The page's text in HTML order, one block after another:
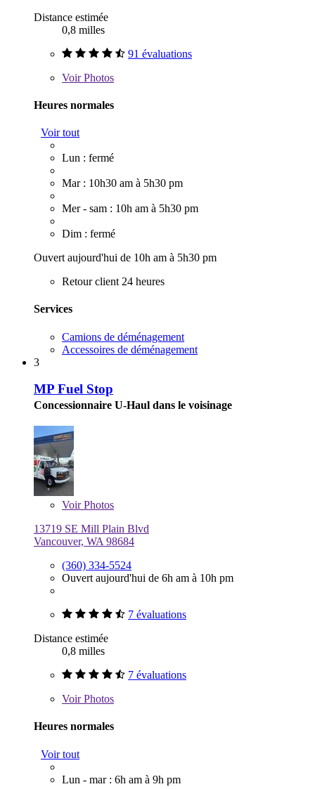
Distance estimée
0,8 milles
91 évaluations
VoirPhotos
Heures normales
Voir tout
Lun : fermé
Mar : 10h30 am à 5h30 pm
Mer - sam : 10h am à 5h30 pm
Dim : fermé
Ouvert aujourd'hui de 10h am à 5h30 pm
Retour client 24 heures
Services
Camions de déménagement
Accessoires de déménagement
3
MP Fuel Stop
Concessionnaire U-Haul dans le voisinage
VoirPhotos
13719 SE Mill Plain Blvd
Vancouver, WA 98684
(360) 334-5524
Ouvert aujourd'hui de 6h am à 10h pm
7 évaluations
Distance estimée
0,8 milles
7 évaluations
VoirPhotos
Heures normales
Voir tout
Lun - mar : 6h am à 9h pm